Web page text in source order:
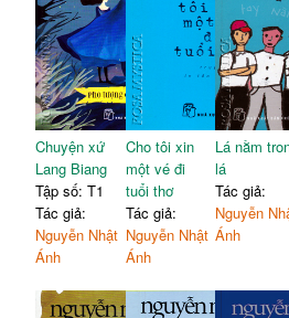
Chuyện xứ
Lang Biang
Tập số: T1
Tác giả:
Nguyễn Nhật
Ánh
Cho tôi xin
một vé đi
tuổi thơ
Tác giả:
Nguyễn Nhật
Ánh
Lá nằm
lá
Tác giả:
Nguyễn
Ánh